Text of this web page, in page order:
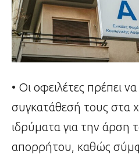
• Οι οφειλέτες πρέπει
συγκατάθεσή τους στα
ιδρύματα για την άρση
απορρήτου, καθώς